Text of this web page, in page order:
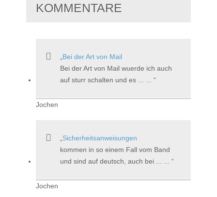
KOMMENTARE
Bei der Art von Mail
Bei der Art von Mail wuerde ich auch
auf sturr schalten und es ... ...
Jochen
Sicherheitsanweisungen
kommen in so einem Fall vom Band
und sind auf deutsch, auch bei ... ...
Jochen